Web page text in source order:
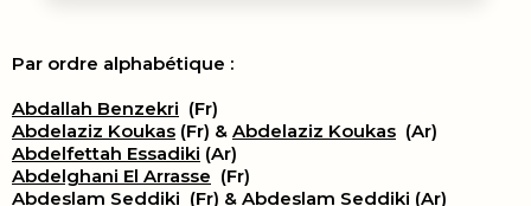
Par ordre alphabétique :
Abdallah Benzekri (Fr)
Abdelaziz Koukas (Fr) & Abdelaziz Koukas (Ar)
Abdelfettah Essadiki (Ar)
Abdelghani El Arrasse (Fr)
Abdeslam Seddiki (Fr) & Abdeslam Seddiki (Ar)